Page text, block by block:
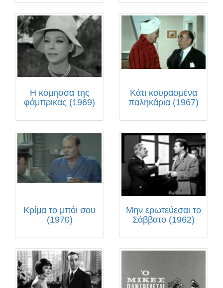
Η κόμησσα της
φάμπρικας (1969)
Κάτι κουρασμένα
παληκάρια (1967)
Κρίμα το μπόι σου
(1970)
Μην ερωτεύεσαι το
Σάββατο (1962)